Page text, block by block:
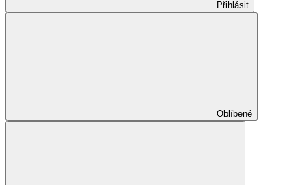
Přihlásit
Oblíbené